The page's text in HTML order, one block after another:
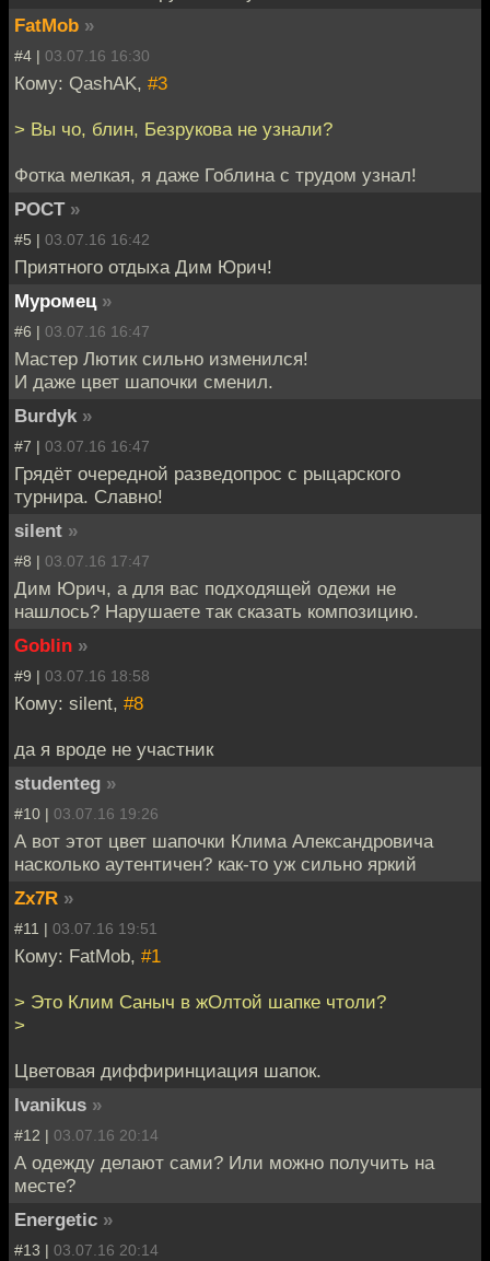
FatMob »
#4 | 03.07.16 16:30
Кому: QashAK, #3
> Вы чо, блин, Безрукова не узнали?
Фотка мелкая, я даже Гоблина с трудом узнал!
POCT »
#5 | 03.07.16 16:42
Приятного отдыха Дим Юрич!
Муромец »
#6 | 03.07.16 16:47
Мастер Лютик сильно изменился!
И даже цвет шапочки сменил.
Burdyk »
#7 | 03.07.16 16:47
Грядёт очередной разведопрос с рыцарского
турнира. Славно!
silent »
#8 | 03.07.16 17:47
Дим Юрич, а для вас подходящей одежи не
нашлось? Нарушаете так сказать композицию.
Goblin »
#9 | 03.07.16 18:58
Кому: silent, #8
да я вроде не участник
studenteg »
#10 | 03.07.16 19:26
А вот этот цвет шапочки Клима Александровича
насколько аутентичен? как-то уж сильно яркий
Zx7R »
#11 | 03.07.16 19:51
Кому: FatMob, #1
> Это Клим Саныч в жОлтой шапке чтоли?
>
Цветовая диффиринциация шапок.
Ivanikus »
#12 | 03.07.16 20:14
А одежду делают сами? Или можно получить на
месте?
Energetic »
#13 | 03.07.16 20:14